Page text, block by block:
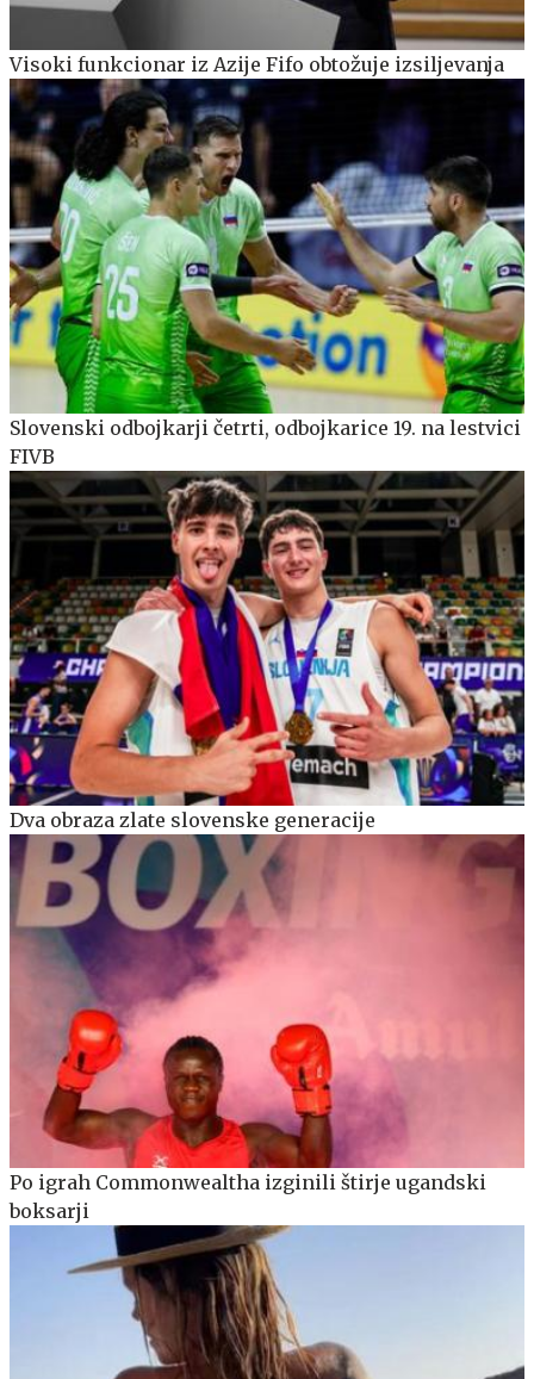
Visoki funkcionar iz Azije Fifo obtožuje izsiljevanja
Slovenski odbojkarji četrti, odbojkarice 19. na lestvici
FIVB
Dva obraza zlate slovenske generacije
Po igrah Commonwealtha izginili štirje ugandski
boksarji